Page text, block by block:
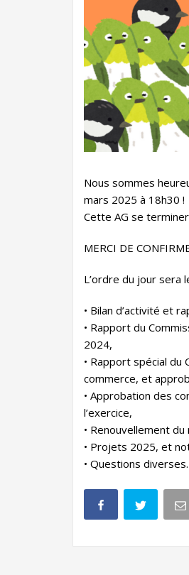
Nous sommes
mars 2025 à 18h30 !
Cette AG se
MERCI DE
L’ordre du jour sera
• Bilan d’activité et
• Rapport du
2024,
• Rapport spécial du
commerce, et
• Approbation des
l’exercice,
• Renouvellement
• Projets 2025, et
• Questions diverses.